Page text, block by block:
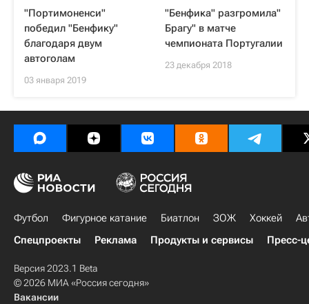
"Портимоненси"
победил "Бенфику"
благодаря двум
автоголам
03 января 2019
"Бенфика" разгромила"
Брагу" в матче
чемпионата Португалии
23 декабря 2018
Футбол Фигурное катание Биатлон ЗОЖ Хоккей
Спецпроекты
Реклама Продукты и сервисы Пресс-
Версия 2023.1 Beta
© 2026 МИА «Россия сегодня»
Вакансии